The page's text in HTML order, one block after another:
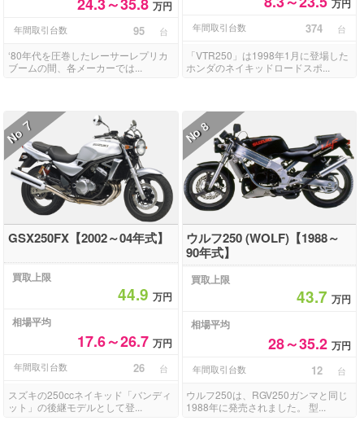
万円
年間取引台数 95 台
‘80年代を圧巻したレーサーレプリカ
ブームの間、各メーカーでは...
年間取引台数 374 台
「VTR250」は1998年1月に登場した
ホンダのネイキッドロードスポ...
No
7
GSX250FX【2002～04年式】
買取上限
44.9万円
相場平均
17.6～26.7万円
年間取引台数 26 台
スズキの250ccネイキッド「バンディ
ット」の後継モデルとして登...
No8
ウルフ250 (WOLF)【1988～
90年式】
買取上限
43.7 万円
相場平均
28～35.2 万円
年間取引台数 12 台
ウルフ250は、RGV250ガンマと同じ
1988年に発売されました。 型...